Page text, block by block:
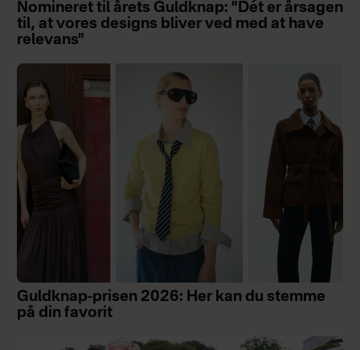
Nomineret til årets Guldknap: "Dét er årsagen
til, at vores designs bliver ved med at have
relevans"
Guldknap-prisen 2026: Her kan du stemme
på din favorit